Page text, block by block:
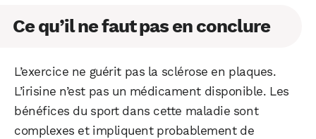
Ce qu’il ne faut pas en conclure
L’exercice ne guérit pas la sclérose en plaques.
L’irisine n’est pas un médicament disponible. Les
bénéfices du sport dans cette maladie sont
complexes et impliquent probablement de